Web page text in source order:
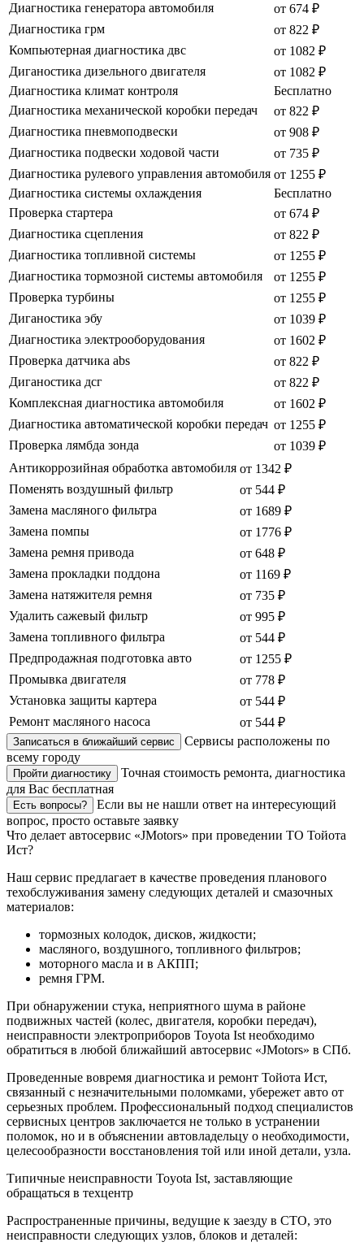
Диагностика генератора автомобиля
от 674 ₽
Диагностика грм
от 822 ₽
Компьютерная диагностика двс
от 1082 ₽
Диганостика дизельного двигателя
от 1082 ₽
Диагностика климат контроля
Бесплатно
Диагностика механической коробки передач
от 822 ₽
Диагностика пневмоподвески
от 908 ₽
Диагностика подвески ходовой части
от 735 ₽
Диагностика рулевого управления автомобиля от 1255 ₽
Диагностика системы охлаждения
Бесплатно
Проверка стартера
от 674 ₽
Диагностика сцепления
от 822 ₽
Диагностика топливной системы
от 1255 ₽
Диагностика тормозной системы автомобиля
от 1255 ₽
Проверка турбины
от 1255 ₽
Диганостика эбу
от 1039 ₽
Диагностика электрооборудования
от 1602 ₽
Проверка датчика abs
от 822 ₽
Диганостика дсг
от 822 ₽
Комплексная диагностика автомобиля
от 1602 ₽
Диагностика автоматической коробки передач от 1255 ₽
Проверка лямбда зонда
от 1039 ₽
Антикоррозийная обработка автомобиля от 1342 ₽
Поменять воздушный фильтр
от 544 ₽
Замена масляного фильтра
от 1689 ₽
Замена помпы
от 1776 ₽
Замена ремня привода
от 648 ₽
Замена прокладки поддона
от 1169 ₽
Замена натяжителя ремня
от 735 ₽
Удалить сажевый фильтр
от 995 ₽
Замена топливного фильтра
от 544 ₽
Предпродажная подготовка авто
от 1255 ₽
Промывка двигателя
от 778 ₽
Установка защиты картера
от 544 ₽
Ремонт масляного насоса
от 544 ₽
Записаться в ближайший сервис
Сервисы расположены по
всему городу
Пройти диагностику
Точная стоимость ремонта, диагностика
для Вас бесплатная
Есть вопросы?
Если вы не нашли ответ на интересующий
вопрос, просто оставьте заявку
Что делает автосервис «JMotors» при проведении ТО Тойота
Ист?
Наш сервис предлагает в качестве проведения планового
техобслуживания замену следующих деталей и смазочных
материалов:
тормозных колодок, дисков, жидкости;
масляного, воздушного, топливного фильтров;
моторного масла и в АКПП;
ремня ГРМ.
При обнаружении стука, неприятного шума в районе
подвижных частей (колес, двигателя, коробки передач),
неисправности электроприборов Toyota Ist необходимо
обратиться в любой ближайший автосервис «JMotors» в СПб.
Проведенные вовремя диагностика и ремонт Тойота Ист,
связанный с незначительными поломками, убережет авто от
серьезных проблем. Профессиональный подход специалистов
сервисных центров заключается не только в устранении
поломок, но и в объяснении автовладельцу о необходимости,
целесообразности восстановления той или иной детали, узла.
Типичные неисправности Toyota Ist, заставляющие
обращаться в техцентр
Распространенные причины, ведущие к заезду в СТО, это
неисправности следующих узлов, блоков и деталей: